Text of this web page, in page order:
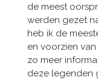
de meest
werden gezet
heb ik de
en voorzien
zo meer
deze legenden